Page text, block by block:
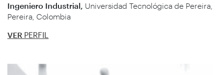
Ingeniero Industrial, Universidad Tecnológica de Pereira,
Pereira, Colombia
VER PERFIL